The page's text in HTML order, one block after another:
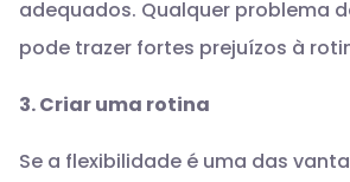
adequados. Qualquer problema
pode trazer fortes prejuízos à
3. Criar uma rotina
Se a flexibilidade é uma das